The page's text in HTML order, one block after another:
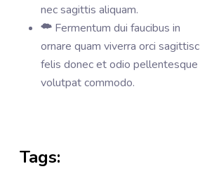
nec sagittis aliquam.
Fermentum dui faucibus in
ornare quam viverra orci sagittisc
felis donec et odio pellentesque
volutpat commodo.
Tags: